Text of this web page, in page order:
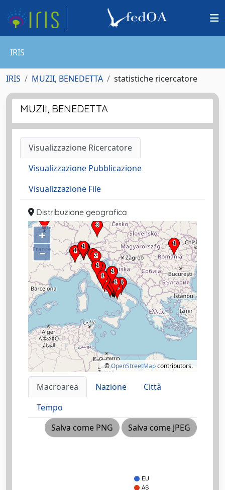
IRIS
IRIS MUZII, BENEDETTA statistiche ricercatore
MUZII, BENEDETTA
Visualizzazione Ricercatore
Visualizzazione Pubblicazione
Visualizzazione File
Distribuzione geografica
+
–
©OpenStreetMapcontributors.
Macroarea Nazione
Città
Tempo
Salva come PNG
Salva come JPEG
EU
AS